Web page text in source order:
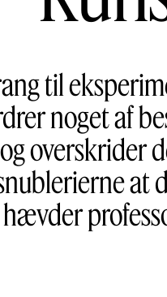
til
noget af
overskrider
at